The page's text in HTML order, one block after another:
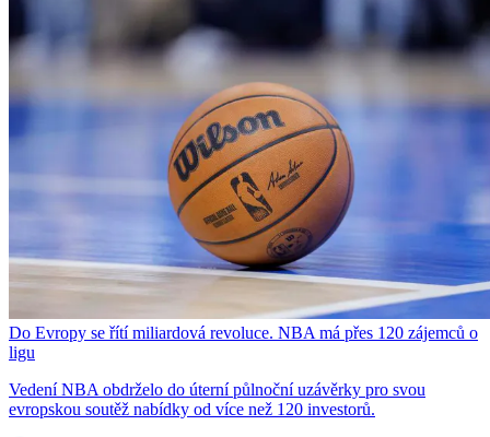
Do Evropy se řítí miliardová revoluce. NBA má přes 120 zájemců o
ligu
Vedení NBA obdrželo do úterní půlnoční uzávěrky pro svou
evropskou soutěž nabídky od více než 120 investorů.